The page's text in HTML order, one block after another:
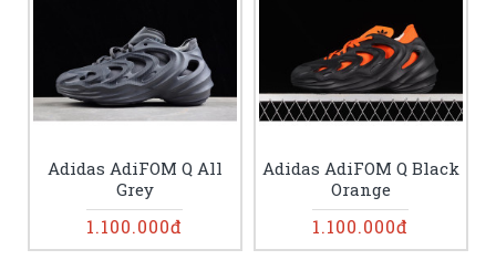
Adidas AdiFOM Q All
Grey
1.100.000đ
Adidas AdiFOM Q Black
Orange
1.100.000đ